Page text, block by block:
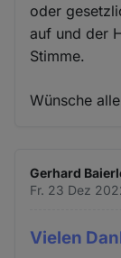
oder
auf und der
Stimme.
Wünsche
Gerhard
Fr. 23 Dez
Vielen